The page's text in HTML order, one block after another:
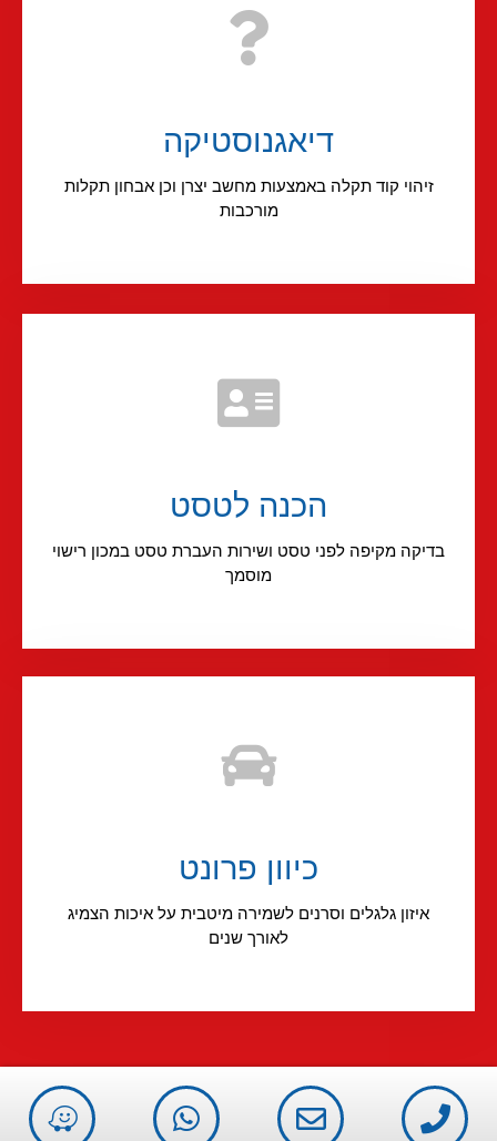
דיאגנוסטיקה
זיהוי קוד תקלה באמצעות מחשב יצרן וכן אבחון תקלות
מורכבות
הכנה לטסט
בדיקה מקיפה לפני טסט ושירות העברת טסט במכון רישוי
מוסמך
כיוון פרונט
איזון גלגלים וסרנים לשמירה מיטבית על איכות הצמיג
לאורך שנים